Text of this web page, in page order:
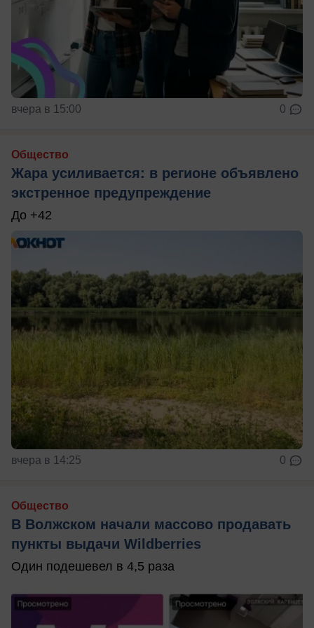
вчера в 15:00 0
Общество
Жара усиливается: в регионе объявлено
экстренное предупреждение
До +42
вчера в 14:25 0
Общество
В Волжском начали массово продавать
пункты выдачи Wildberries
Один подешевел в 4,5 раза